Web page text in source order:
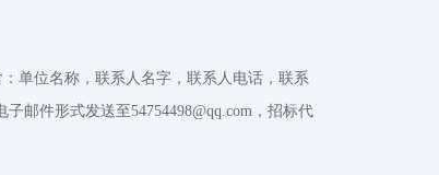
单位名称，联系人名字，联系人电话，联系
邮件形式发送至54754498@qq.com，招标代